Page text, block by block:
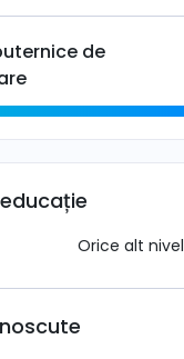
de
Orice alt